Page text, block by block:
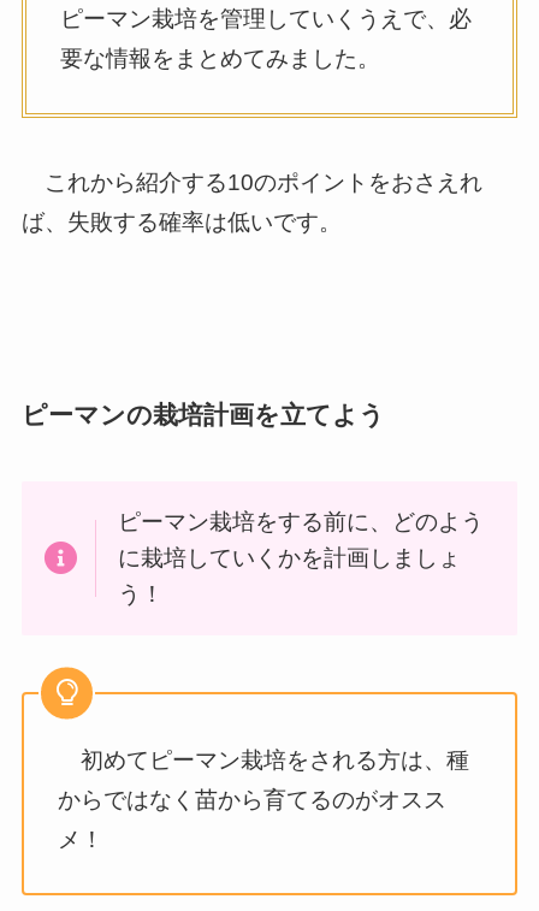
ピーマン栽培を管理していくうえで、必
要な情報をまとめてみました。
これから紹介する10のポイントをおさえれ
ば、失敗する確率は低いです。
ピーマンの栽培計画を立てよう
ピーマン栽培をする前に、どのよう
に栽培していくかを計画しましょ
う！
初めてピーマン栽培をされる方は、種
からではなく苗から育てるのがオスス
メ！